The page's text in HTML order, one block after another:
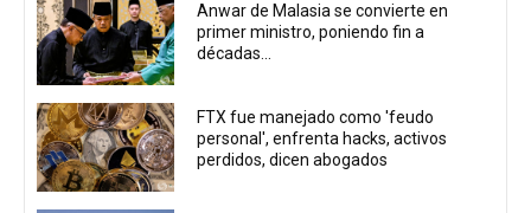
Anwar de Malasia se convierte en
primer ministro, poniendo fin a
décadas...
FTX fue manejado como 'feudo
personal', enfrenta hacks, activos
perdidos, dicen abogados